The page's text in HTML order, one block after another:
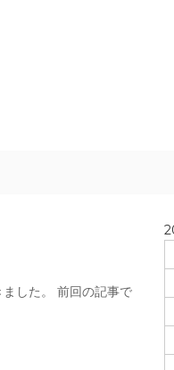
した。 前回の記事で